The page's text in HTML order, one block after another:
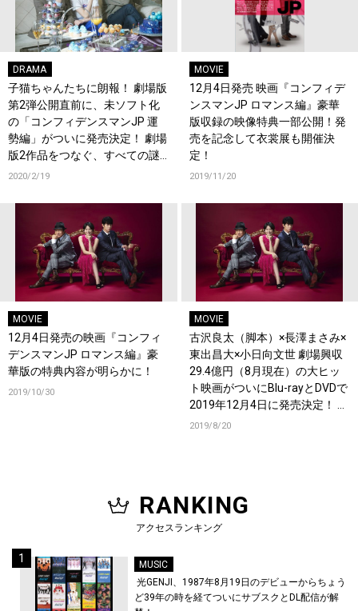
DRAMA
子猫ちゃんたちに朗報！ 劇場版
第2弾公開直前に、未ソフト化
の「コンフィデンスマンJP 運
勢編」がついに発売決定！ 劇場
版2作品をつなぐ、すべての謎
がここにある!?
2020/2/19
MOVIE
12月4日発売 映画『コンフィデ
ンスマンJP ロマンス編』豪華
版収録の映像特典一部公開！発
売を記念して衣裳展も開催決
定！
2019/11/20
MOVIE
12月4日発売の映画『コンフィ
デンスマンJP ロマンス編』豪
華版の特典内容が明らかに！
2019/10/30
MOVIE
古沢良太（脚本）×長澤まさみ×
東出昌大×小日向文世 劇場興収
29.4億円（8月現在）の大ヒッ
ト映画がついにBlu-rayとDVDで
2019年12月4日に発売決定！ 長
澤まさみ、東出昌大、小日向文
2019/8/20
RANKING
アクセスランキング
MUSIC
光GENJI、1987年8月19日のデビューからちょう
ど39年の時を経てついにサブスクとDL配信が解